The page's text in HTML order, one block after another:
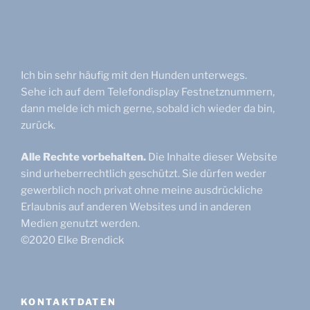
Ich bin sehr häufig mit den Hunden unterwegs.
Sehe ich auf dem Telefondisplay Festnetznummern,
dann melde ich mich gerne, sobald ich wieder da bin,
zurück.
Alle Rechte vorbehalten. Die Inhalte dieser Website
sind urheberrechtlich geschützt. Sie dürfen weder
gewerblich noch privat ohne meine ausdrückliche
Erlaubnis auf anderen Websites und in anderen
Medien genutzt werden.
©2020 Elke Brendick
KONTAKTDATEN